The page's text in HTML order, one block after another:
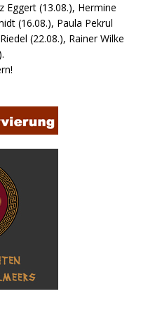
Eggert (13.08.), Hermine
(16.08.), Paula Pekrul
(22.08.), Rainer Wilke